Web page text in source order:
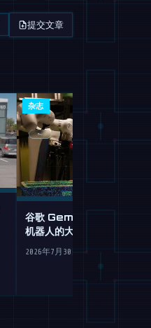
提交文章
杂志
谷歌 Gemini Robotics 2
机器人的大脑移植
2026年7月30日